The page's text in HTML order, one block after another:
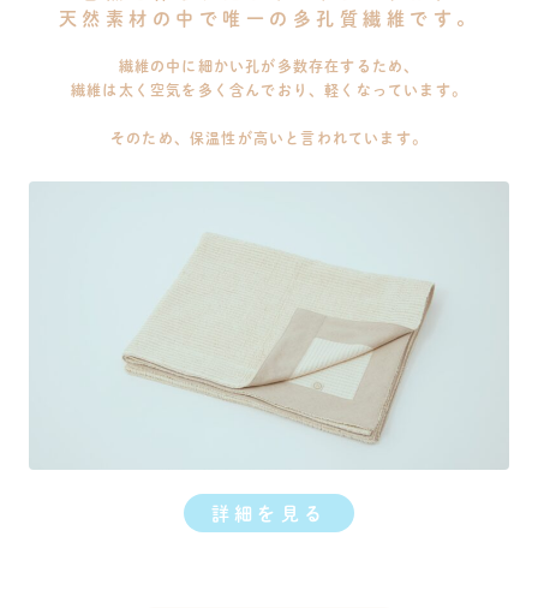
天然素材の中で唯一の多孔質繊維です。
繊維の中に細かい孔が多数存在するため、
繊維は太く空気を多く含んでおり、軽くなっています。
そのため、保温性が高いと言われています。
詳細を見る